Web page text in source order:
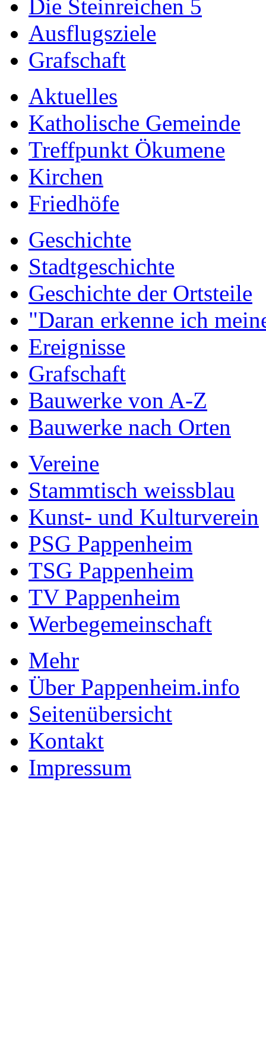
Die Steinreichen 5
Ausflugsziele
Grafschaft
Aktuelles
Katholische Gemeinde
Treffpunkt Ökumene
Kirchen
Friedhöfe
Geschichte
Stadtgeschichte
Geschichte der Ortsteile
"Daran erkenne ich
Ereignisse
Grafschaft
Bauwerke von A-Z
Bauwerke nach Orten
Vereine
Stammtisch weissblau
Kunst- und Kulturverein
PSG Pappenheim
TSG Pappenheim
TV Pappenheim
Werbegemeinschaft
Mehr
Über Pappenheim.info
Seitenübersicht
Kontakt
Impressum